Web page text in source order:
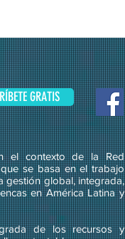
GRATIS
el contexto de la Red
se basa en el trabajo
gestión global, integrada,
en América Latina y
de los recursos y